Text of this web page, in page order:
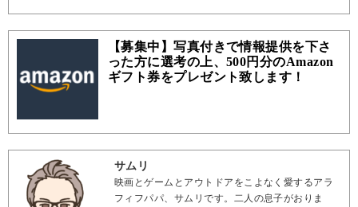
【募集中】写真付きで情報提供を下さ
った方に選考の上、500円分のAmazon
ギフト券をプレゼント致します！
サムリ
映画とゲームとアウトドアをこよなく愛するアラ
フィフパパ、サムリです。二人の息子がおりま